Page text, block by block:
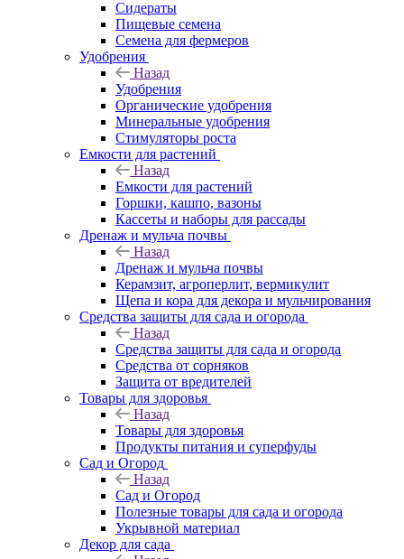
Сидераты
Пищевые семена
Семена для фермеров
Удобрения
Назад
Удобрения
Органические удобрения
Минеральные удобрения
Стимуляторы роста
Емкости для растений
Назад
Емкости для растений
Горшки, кашпо, вазоны
Кассеты и наборы для рассады
Дренаж и мульча почвы
Назад
Дренаж и мульча почвы
Керамзит, агроперлит, вермикулит
Щепа и кора для декора и мульчирования
Средства защиты для сада и огорода
Назад
Средства защиты для сада и огорода
Средства от сорняков
Защита от вредителей
Товары для здоровья
Назад
Товары для здоровья
Продукты питания и суперфуды
Сад и Огород
Назад
Сад и Огород
Полезные товары для сада и огорода
Укрывной материал
Декор для сада